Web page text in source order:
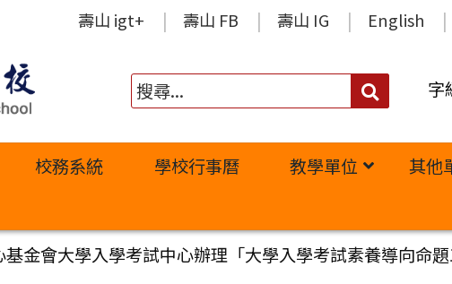
壽山 igt+ 壽山 FB 壽山 IG English
搜
字
校務系統 學校行事曆 教學單位 其他
金會大學入學考試中心辦理「大學入學考試素養導向命題